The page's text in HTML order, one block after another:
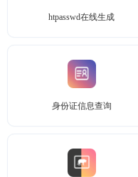
htpasswd在线生成
身份证信息查询